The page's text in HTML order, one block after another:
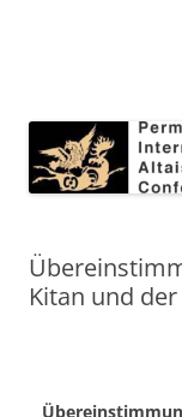
Kitan und
Ü